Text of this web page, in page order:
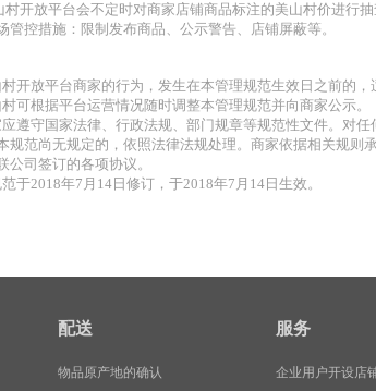
村开放平台会不定时对商家店铺商品标注的美山村价进行
管控措施：限制发布商品、公示警告、店铺屏蔽等。
开放平台商家的行为，发生在本管理规范生效日之前的
可根据平台运营情况随时调整本管理规范并向商家公示。
遵守国家法律、行政法规、部门规章等规范性文件。对
规范尚无规定的，依照法律法规处理。商家依据相关规则
公司签订的各项协议。
于2018年7月14日修订，于2018年7月14日生效。
配送
物品原产地的确认
服务
企业用户开设店